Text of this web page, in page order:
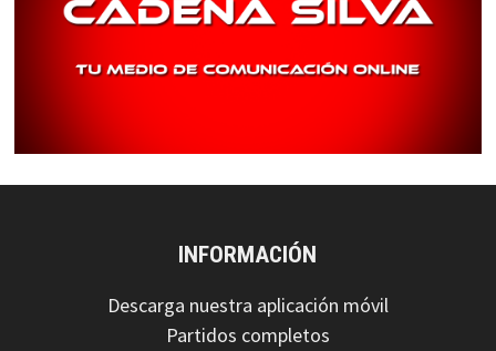
INFORMACIÓN
Descarga nuestra aplicación móvil
Partidos completos